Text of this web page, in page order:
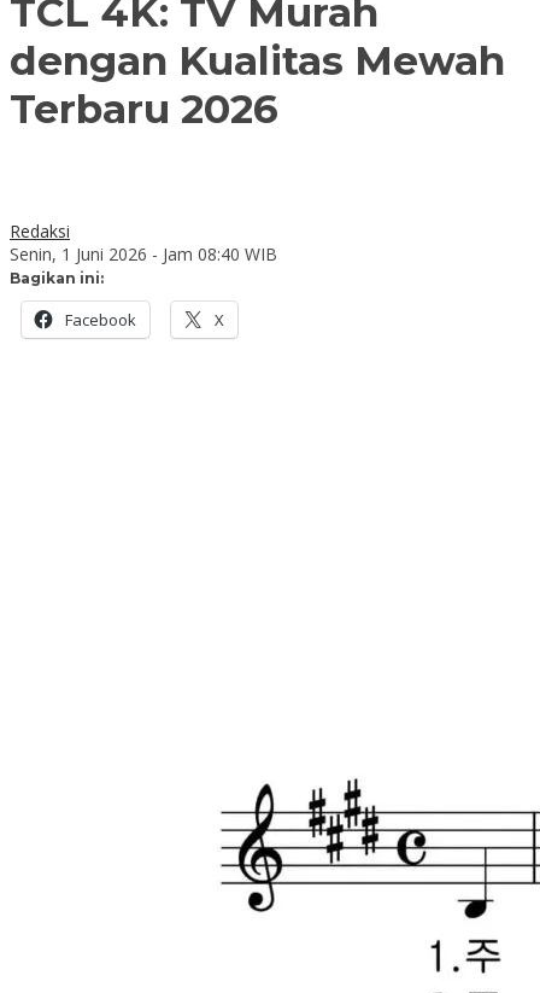
TCL 4K: TV Murah
dengan Kualitas Mewah
Terbaru 2026
Redaksi
Senin, 1 Juni 2026 - Jam 08:40 WIB
Bagikan ini:
Facebook X